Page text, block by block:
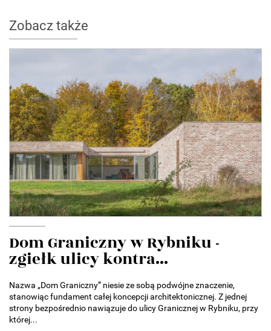
Zobacz także
Dom Graniczny w Rybniku -
zgiełk ulicy kontra...
Nazwa „Dom Graniczny” niesie ze sobą podwójne znaczenie,
stanowiąc fundament całej koncepcji architektonicznej. Z jednej
strony bezpośrednio nawiązuje do ulicy Granicznej w Rybniku, przy
której...